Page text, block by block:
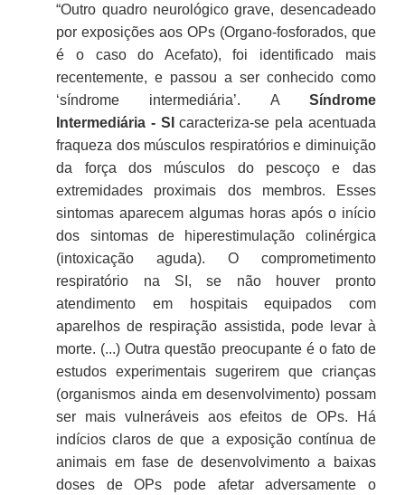
“Outro quadro neurológico grave, desencadeado
por exposições aos OPs (Organo-fosforados, que
é o caso do Acefato), foi identificado mais
recentemente, e passou a ser conhecido como
‘síndrome intermediária’. A Síndrome
Intermediária - SI caracteriza-se pela acentuada
fraqueza dos músculos respiratórios e diminuição
da força dos músculos do pescoço e das
extremidades proximais dos membros. Esses
sintomas aparecem algumas horas após o início
dos sintomas de hiperestimulação colinérgica
(intoxicação aguda). O comprometimento
respiratório na SI, se não houver pronto
atendimento em hospitais equipados com
aparelhos de respiração assistida, pode levar à
morte. (...) Outra questão preocupante é o fato de
estudos experimentais sugerirem que crianças
(organismos ainda em desenvolvimento) possam
ser mais vulneráveis aos efeitos de OPs. Há
indícios claros de que a exposição contínua de
animais em fase de desenvolvimento a baixas
doses de OPs pode afetar adversamente o